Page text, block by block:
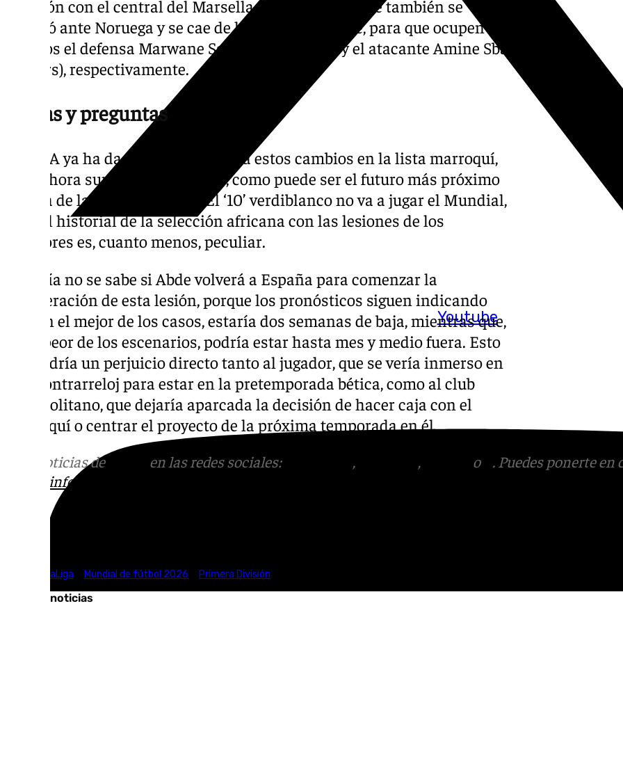
Youtube
decisión con el central del Marsella Nayef Aguerd, que también se
lesionó ante Noruega y se cae de la lista como Abde, para que ocupen sus
puestos el defensa Marwane Saadane (Al Fateh) y el atacante Amine Sbai
(Angers), respectivamente.
Dudas y preguntas
La FIFA ya ha dado el visto bueno a estos cambios en la lista marroquí,
pero ahora surgen varias dudas, como puede ser el futuro más próximo
de una de las perlas béticas. El ‘10’ verdiblanco no va a jugar el Mundial,
pero el historial de la selección africana con las lesiones de los
jugadores es, cuanto menos, peculiar.
Todavía no se sabe si Abde volverá a España para comenzar la
recuperación de esta lesión, porque los pronósticos siguen indicando
que, en el mejor de los casos, estaría dos semanas de baja, mientras que,
en el peor de los escenarios, podría estar hasta mes y medio fuera. Esto
supondría un perjuicio directo tanto al jugador, que se vería inmerso en
una contrarreloj para estar en la pretemporada bética, como al club
heliopolitano, que dejaría aparcada la decisión de hacer caja con el
marroquí o centrar el proyecto de la próxima temporada en él.
Más noticias de en las redes sociales: , , o
. Puedes ponerte
informativos@101tv.es
LaLiga Mundial de fútbol 2026 Primera División
Últimas noticias